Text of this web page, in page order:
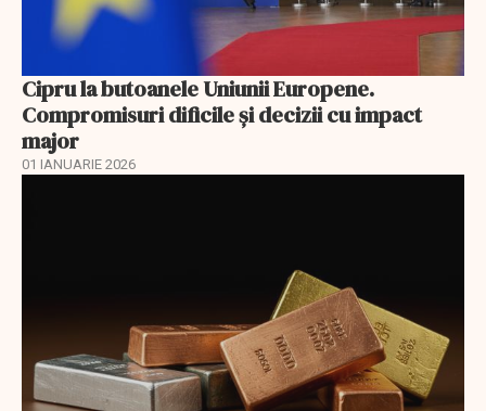
Cipru la butoanele Uniunii Europene.
Compromisuri dificile și decizii cu impact
major
01 IANUARIE 2026